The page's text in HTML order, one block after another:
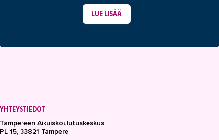
LUE LISÄÄ
YHTEYSTIEDOT
Tampereen Aikuiskoulutuskeskus
PL 15, 33821 Tampere